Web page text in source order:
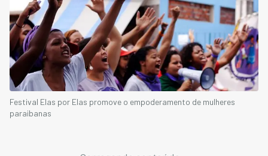
Festival Elas por Elas promove o empoderamento de mulheres
paraibanas